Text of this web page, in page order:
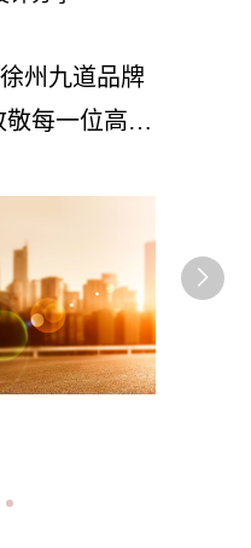
州九道品牌
每一位高温